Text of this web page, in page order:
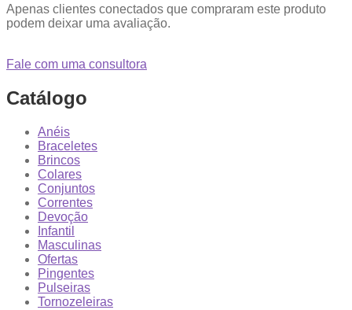
Apenas clientes conectados que compraram este produto
podem deixar uma avaliação.
Fale com uma consultora
Catálogo
Anéis
Braceletes
Brincos
Colares
Conjuntos
Correntes
Devoção
Infantil
Masculinas
Ofertas
Pingentes
Pulseiras
Tornozeleiras